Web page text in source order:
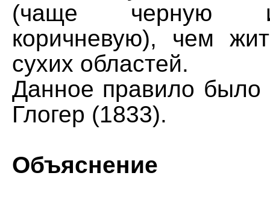
(чаще черную
коричневую), чем
сухих областей.
Данное правило было
Глогер (1833).
Объяснение